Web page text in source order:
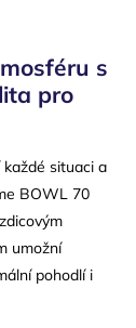
s
pro
situaci a
BOWL 70
umožní
pohodlí i